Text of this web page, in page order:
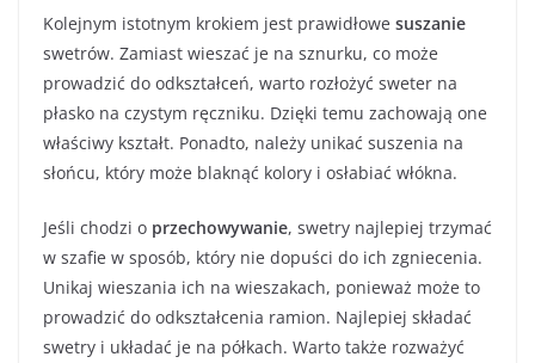
Kolejnym istotnym krokiem jest prawidłowe suszanie
swetrów. Zamiast wieszać je na sznurku, co może
prowadzić do odkształceń, warto rozłożyć sweter na
płasko na czystym ręczniku. Dzięki temu zachowają one
właściwy kształt. Ponadto, należy unikać suszenia na
słońcu, który może blaknąć kolory i osłabiać włókna.
Jeśli chodzi o przechowywanie, swetry najlepiej trzymać
w szafie w sposób, który nie dopuści do ich zgniecenia.
Unikaj wieszania ich na wieszakach, ponieważ może to
prowadzić do odkształcenia ramion. Najlepiej składać
swetry i układać je na półkach. Warto także rozważyć